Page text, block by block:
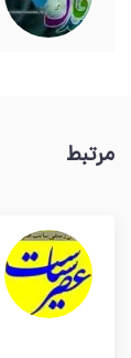
مرتبط